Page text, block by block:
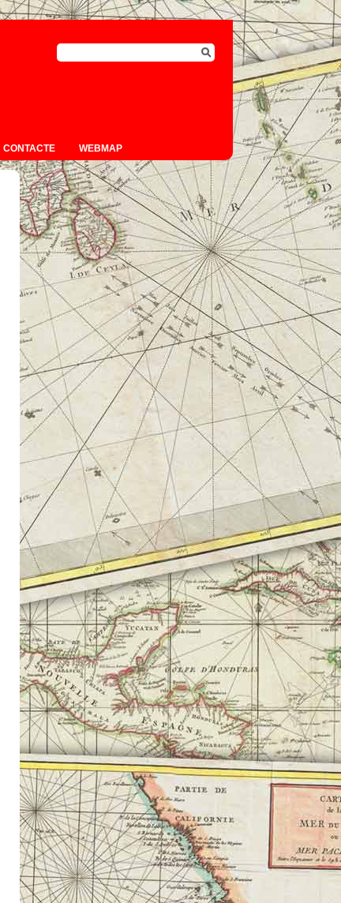
CONTACTE WEBMAP